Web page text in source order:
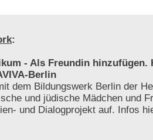
:
- Als Freundin
Berlin
dem Bildungswerk Berlin der
und jüdische Mädchen und
und Dialogprojekt auf. Infos